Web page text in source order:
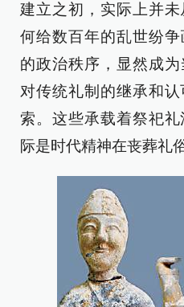
建立之初，实际上并
何给数百年的乱世纷
的政治秩序，显然成为
对传统礼制的继承和
索。这些承载着祭祀
际是时代精神在丧葬礼